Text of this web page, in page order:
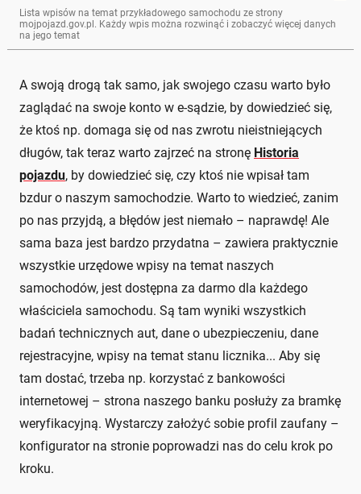
Lista wpisów na temat przykładowego samochodu ze strony
mojpojazd.gov.pl. Każdy wpis można rozwinąć i zobaczyć więcej danych
na jego temat
A swoją drogą tak samo, jak swojego czasu warto było
zaglądać na swoje konto w e-sądzie, by dowiedzieć się,
że ktoś np. domaga się od nas zwrotu nieistniejących
długów, tak teraz warto zajrzeć na stronę Historia
pojazdu, by dowiedzieć się, czy ktoś nie wpisał tam
bzdur o naszym samochodzie. Warto to wiedzieć, zanim
po nas przyjdą, a błędów jest niemało – naprawdę! Ale
sama baza jest bardzo przydatna – zawiera praktycznie
wszystkie urzędowe wpisy na temat naszych
samochodów, jest dostępna za darmo dla każdego
właściciela samochodu. Są tam wyniki wszystkich
badań technicznych aut, dane o ubezpieczeniu, dane
rejestracyjne, wpisy na temat stanu licznika... Aby się
tam dostać, trzeba np. korzystać z bankowości
internetowej – strona naszego banku posłuży za bramkę
weryfikacyjną. Wystarczy założyć sobie profil zaufany –
konfigurator na stronie poprowadzi nas do celu krok po
kroku.